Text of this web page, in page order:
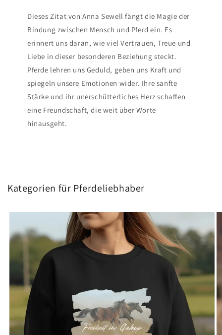
Dieses Zitat von Anna Sewell fängt die Magie der
Bindung zwischen Mensch und Pferd ein. Es
erinnert uns daran, wie viel Vertrauen, Treue und
Liebe in dieser besonderen Beziehung steckt.
Pferde lehren uns Geduld, geben uns Kraft und
spiegeln unsere Emotionen wider. Ihre sanfte
Stärke und ihr unerschütterliches Herz schaffen
eine Freundschaft, die weit über Worte
hinausgeht.
Kategorien für Pferdeliebhaber